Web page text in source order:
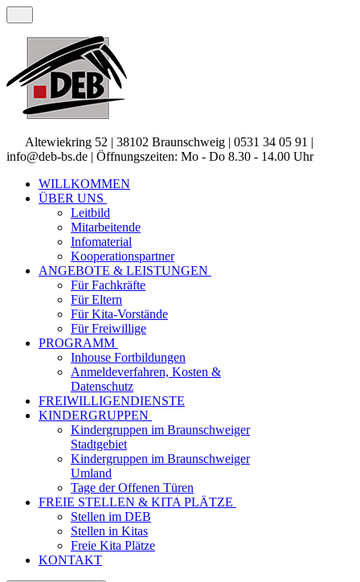
Altewiekring 52 | 38102 Braunschweig | 0531 34 05 91 |
info@deb-bs.de | Öffnungszeiten: Mo - Do 8.30 - 14.00 Uhr
WILLKOMMEN
ÜBER UNS
Leitbild
Mitarbeitende
Infomaterial
Kooperationspartner
ANGEBOTE & LEISTUNGEN
Für Fachkräfte
Für Eltern
Für Kita-Vorstände
Für Freiwillige
PROGRAMM
Inhouse Fortbildungen
Anmeldeverfahren, Kosten &
Datenschutz
FREIWILLIGENDIENSTE
KINDERGRUPPEN
Kindergruppen im Braunschweiger
Stadtgebiet
Kindergruppen im Braunschweiger
Umland
Tage der Offenen Türen
FREIE STELLEN & KITA PLÄTZE
Stellen im DEB
Stellen in Kitas
Freie Kita Plätze
KONTAKT